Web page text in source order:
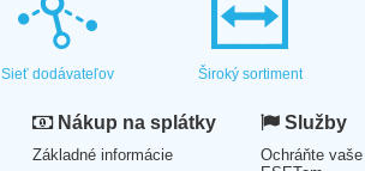
Sieť dodávateľov Široký sortiment
Nákup na splátky
Základné informácie
Služby
Ochráňte